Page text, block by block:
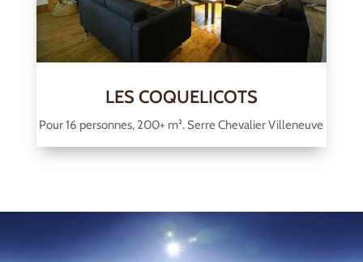
LES COQUELICOTS
Pour 16 personnes, 200+ m². Serre Chevalier Villeneuve